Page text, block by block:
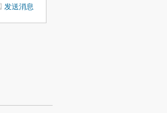
发送消息